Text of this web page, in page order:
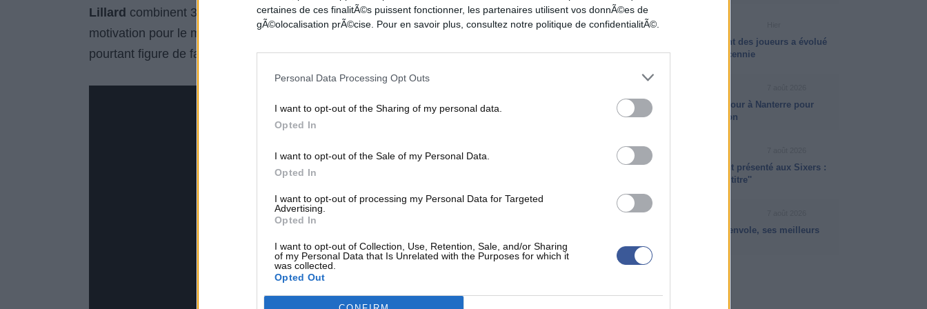
certaines de ces finalitÃ©s puissent fonctionner, les partenaires utilisent vos donnÃ©es de
gÃ©olocalisation prÃ©cise. Pour en savoir plus, consultez notre politique de confidentialitÃ©.
Personal Data Processing Opt Outs
I want to opt-out of the Sharing of my personal data.
Opted In
I want to opt-out of the Sale of my Personal Data.
Opted In
I want to opt-out of processing my Personal Data for Targeted
Advertising.
Opted In
I want to opt-out of Collection, Use, Retention, Sale, and/or Sharing
of my Personal Data that Is Unrelated with the Purposes for which it
was collected.
Opted Out
Lillard combinent 39 des 83 points. Team USA se cherche et ne trouve pas le rythme et la
motivation pour le moment. On attend une montée en puissance pour cette équipe qui fait
pourtant figure de favorite pour les JO de Tokyo.
INFO ISB
Comment le développement des joueurs a évolué
au cours de la dernière décennie
Victor Wembanyama de retour à Nanterre pour
préparer la prochaine saison
VIDÉO NBA
Jaylen Brown officiellement présenté aux Sixers :
''Je suis ici pour gagner le titre''
VIDÉO NBA
Quand Jaden McDaniels s'envole, ses meilleurs